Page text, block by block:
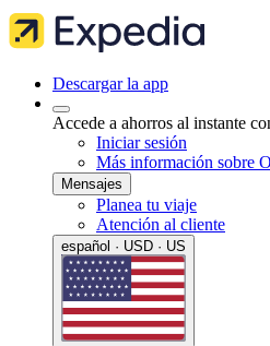
Descargar la app
Accede a ahorros al instante
Iniciar sesión
Más información sobre
Mensajes
Planea tu viaje
Atención al cliente
español · USD · US